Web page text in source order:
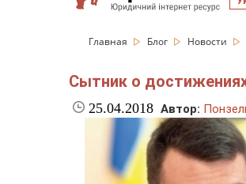
Главная Блог Новости
Сытник о
25.04.2018 Автор: